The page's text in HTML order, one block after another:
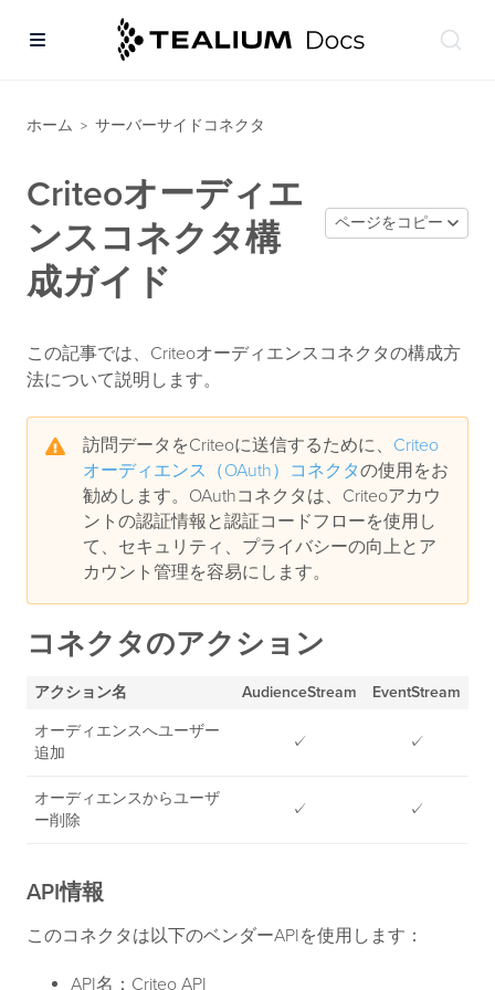
ホーム > サーバーサイドコネクタ
Criteoオーディエ
ンスコネクタ構
成ガイド
ページをコピー
この記事では、Criteoオーディエンスコネクタの構成方
法について説明します。
訪問データをCriteoに送信するために、 Criteo
オーディエンス（OAuth）コネクタの使用をお
勧めします。OAuthコネクタは、Criteoアカウ
ントの認証情報と認証コードフローを使用し
て、セキュリティ、プライバシーの向上とア
カウント管理を容易にします。
コネクタのアクション
アクション名 AudienceStream EventStream
オーディエンスへユーザー
追加
✓ ✓
オーディエンスからユーザ
ー削除
✓ ✓
API情報
このコネクタは以下のベンダーAPIを使用します：
API名：Criteo API